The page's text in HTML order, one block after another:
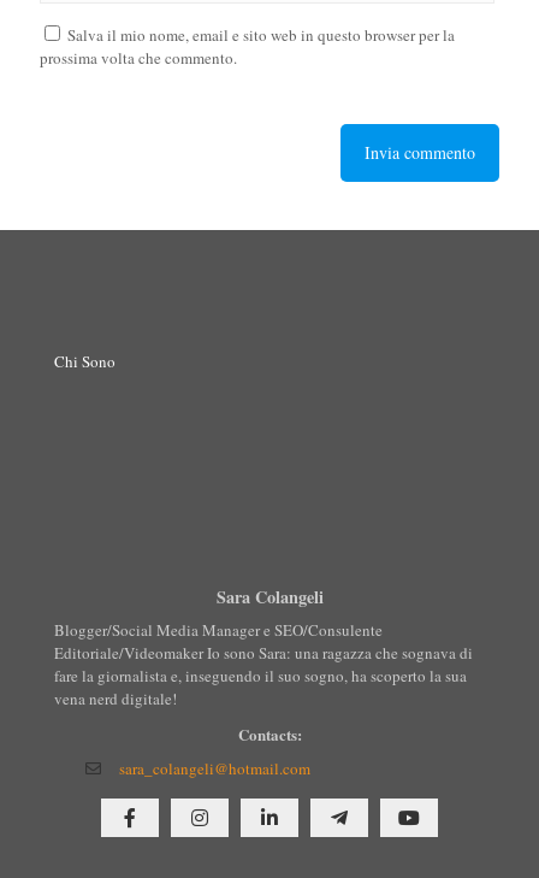
Salva il mio nome, email e sito web in questo browser per la
prossima volta che commento.
Chi Sono
Sara Colangeli
Blogger/Social Media Manager e SEO/Consulente
Editoriale/Videomaker Io sono Sara: una ragazza che sognava di
fare la giornalista e, inseguendo il suo sogno, ha scoperto la sua
vena nerd digitale!
Contacts:
sara_colangeli@hotmail.com